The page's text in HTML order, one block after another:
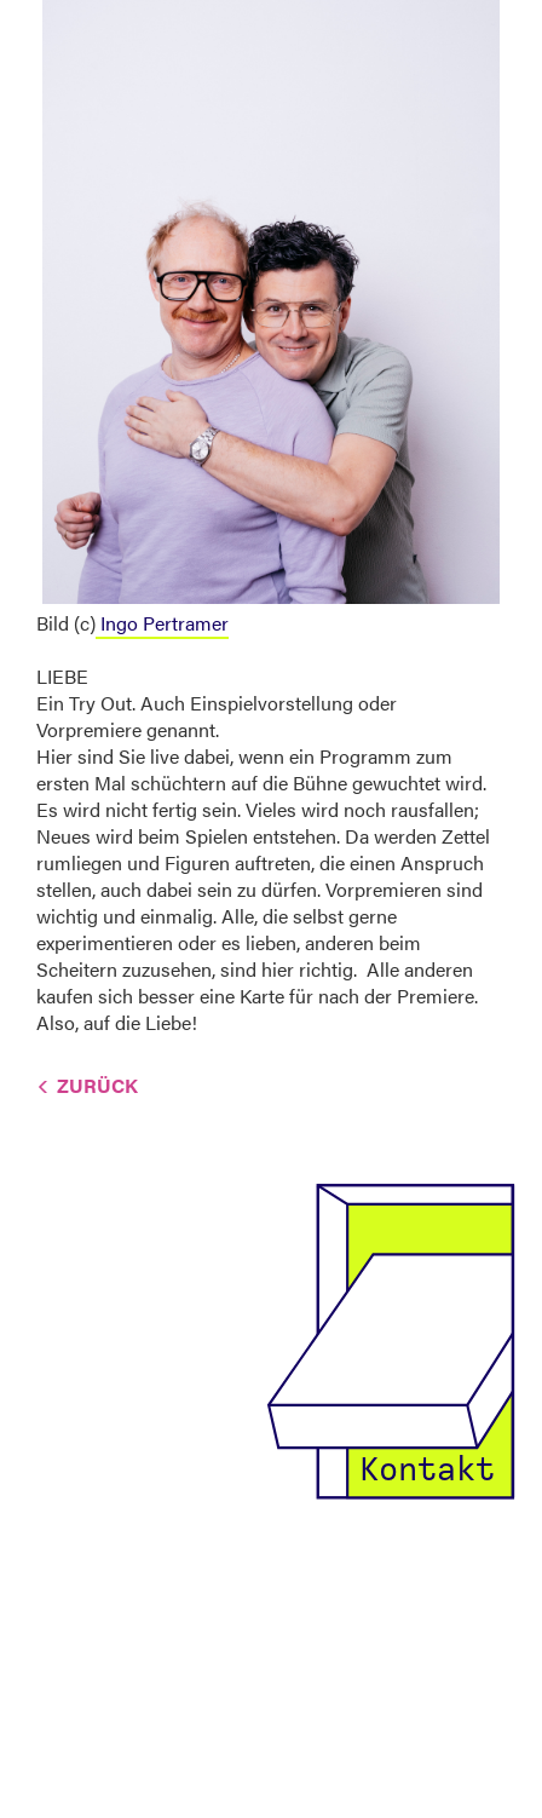
Bild (c) Ingo Pertramer
LIEBE
Ein Try Out. Auch Einspielvorstellung oder
Vorpremiere genannt.
Hier sind Sie live dabei, wenn ein Programm zum
ersten Mal schüchtern auf die Bühne gewuchtet wird.
Es wird nicht fertig sein. Vieles wird noch rausfallen;
Neues wird beim Spielen entstehen. Da werden Zettel
rumliegen und Figuren auftreten, die einen Anspruch
stellen, auch dabei sein zu dürfen. Vorpremieren sind
wichtig und einmalig. Alle, die selbst gerne
experimentieren oder es lieben, anderen beim
Scheitern zuzusehen, sind hier richtig. Alle anderen
kaufen sich besser eine Karte für nach der Premiere.
Also, auf die Liebe!
ZURÜCK
Kontakt